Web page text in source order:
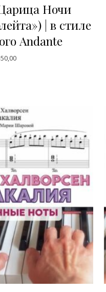
Ночи
| в стиле
Andante